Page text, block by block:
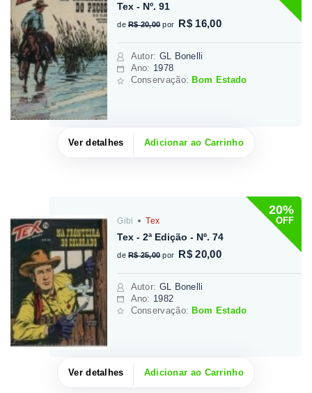
Tex - Nº. 91
de R$ 20,00 por R$ 16,00
Autor: GL Bonelli
Ano: 1978
Conservação: Bom Estado
Ver detalhes Adicionar ao Carrinho
20%
OFF
Gibi Tex
Tex - 2ª Edição - Nº. 74
de R$ 25,00 por R$ 20,00
Autor: GL Bonelli
Ano: 1982
Conservação:Bom Estado
Ver detalhes Adicionar ao Carrinho